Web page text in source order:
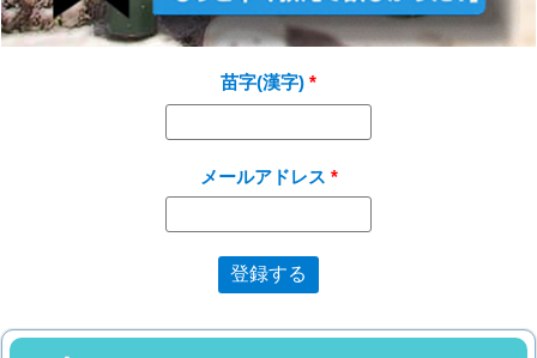
苗字(漢字)
メールアドレス